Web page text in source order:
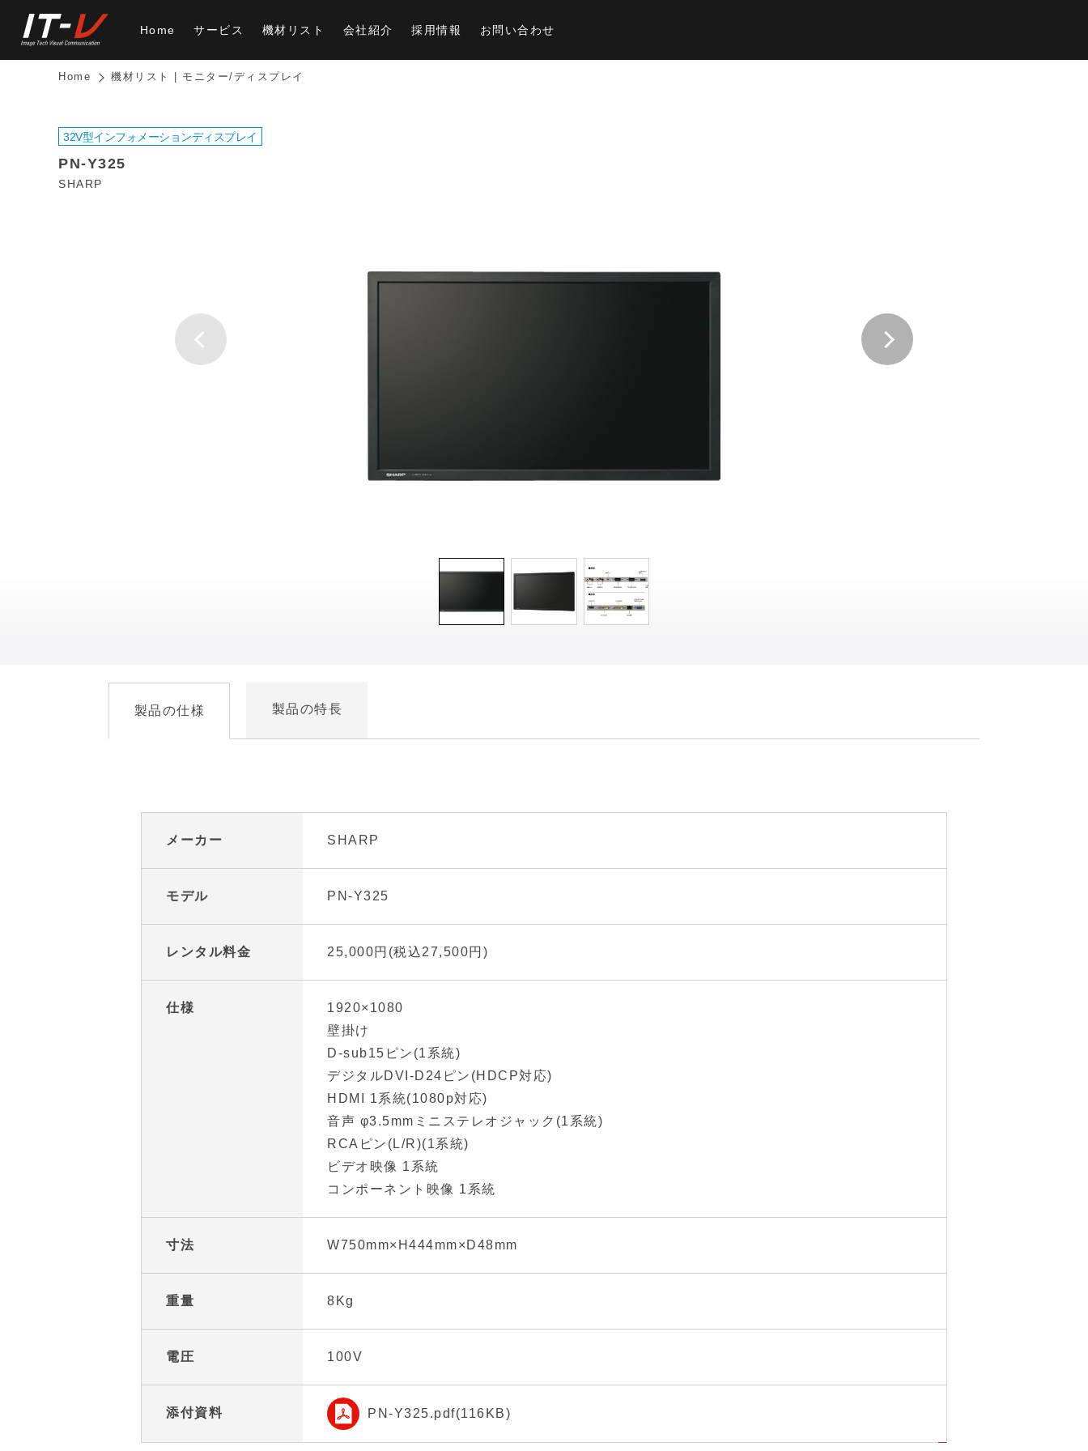
Home サービス 機材リスト 会社紹介 採用情報 お問い合わせ
Home 機材リスト | モニター/ディスプレイ
32V型インフォメーションディスプレイ
PN-Y325
SHARP
製品の仕様
メーカー SHARP
モデル PN-Y325
レンタル料金 25,000円(税込27,500円)
仕様
1920×1080
壁掛け
D-sub15ピン(1系統)
デジタルDVI-D24ピン(HDCP対応)
HDMI 1系統(1080p対応)
音声 φ3.5mmミニステレオジャック(1系統)
RCAピン(L/R)(1系統)
ビデオ映像 1系統
コンポーネント映像 1系統
寸法 W750mm×H444mm×D48mm
重量 8Kg
電圧 100V
添付資料 PN-Y325.pdf(116KB)
製品の特長